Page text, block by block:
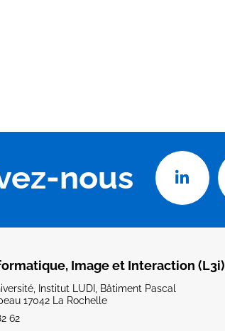
nous
Image et Interaction (L3i)
Institut LUDI, Bâtiment Pascal
17042 La Rochelle
62